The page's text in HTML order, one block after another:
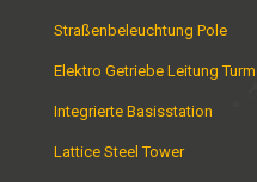
Straßenbeleuchtung Pole
Elektro Getriebe Leitung Turm
Integrierte Basisstation
Lattice Steel Tower